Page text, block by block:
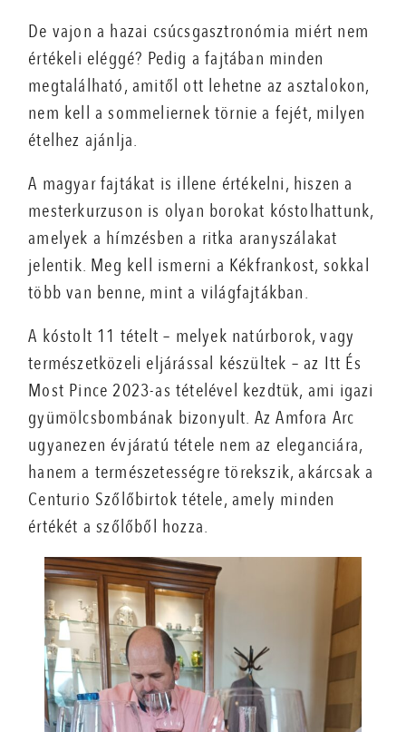
De vajon a hazai csúcsgasztronómia miért nem
értékeli eléggé? Pedig a fajtában minden
megtalálható, amitől ott lehetne az asztalokon,
nem kell a sommeliernek törnie a fejét, milyen
ételhez ajánlja.
A magyar fajtákat is illene értékelni, hiszen a
mesterkurzuson is olyan borokat kóstolhattunk,
amelyek a hímzésben a ritka aranyszálakat
jelentik. Meg kell ismerni a Kékfrankost, sokkal
több van benne, mint a világfajtákban.
A kóstolt 11 tételt – melyek natúrborok, vagy
természetközeli eljárással készültek – az Itt És
Most Pince 2023-as tételével kezdtük, ami igazi
gyümölcsbombának bizonyult. Az Amfora Arc
ugyanezen évjáratú tétele nem az eleganciára,
hanem a természetességre törekszik, akárcsak a
Centurio Szőlőbirtok tétele, amely minden
értékét a szőlőből hozza.